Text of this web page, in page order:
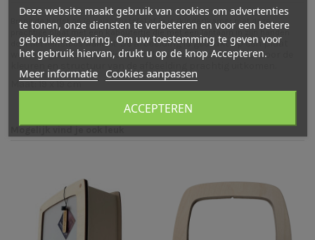
Breng de herfst op je seizoenstafel of in je (kinder)kamer met deze
prachtige plaat met een kaboutertje die met een lantaarn in zijn handen
door het herfstbos wandelt.De afbeelding is gedrukt op een plaat
welke is gemaakt van lichtdoorlatende kunststof waardoor de
Maat: 19 x 19 cm
Mogelijk vind je ook leuk
Deze website maakt gebruik van cookies om advertenties
te tonen, onze diensten te verbeteren en voor een betere
gebruikerservaring. Om uw toestemming te geven voor
het gebruik hiervan, drukt u op de knop Accepteren.
Meer informatie Cookies aanpassen
ACCEPTEREN